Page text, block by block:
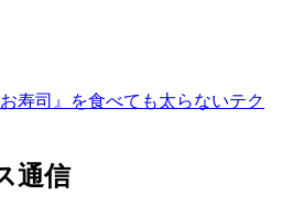
寿司』を食べても太らないテク
通信